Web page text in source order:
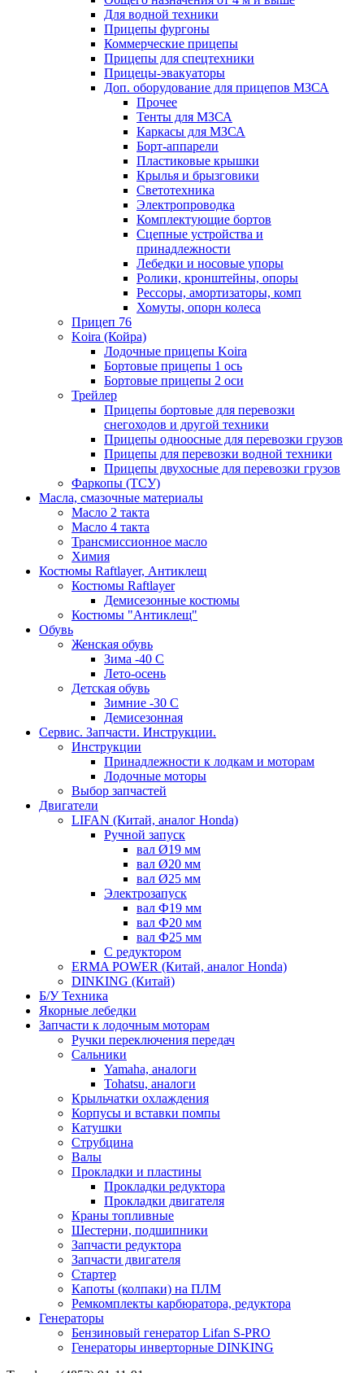
Для водной техники
Прицепы фургоны
Коммерческие прицепы
Прицепы для спецтехники
Прицецы-эвакуаторы
Доп. оборудование для прицепов МЗСА
Прочее
Тенты для МЗСА
Каркасы для МЗСА
Борт-аппарели
Пластиковые крышки
Крылья и брызговики
Светотехника
Электропроводка
Комплектующие бортов
Сцепные устройства и
принадлежности
Лебедки и носовые упоры
Ролики, кронштейны, опоры
Рессоры, амортизаторы, комп
Хомуты, опорн колеса
Прицеп 76
Koira (Койра)
Лодочные прицепы Koira
Бортовые прицепы 1 ось
Бортовые прицепы 2 оси
Трейлер
Прицепы бортовые для перевозки
снегоходов и другой техники
Прицепы одноосные для перевозки грузов
Прицепы для перевозки водной техники
Прицепы двухосные для перевозки грузов
Фаркопы (ТСУ)
Масла, смазочные материалы
Масло 2 такта
Масло 4 такта
Трансмиссионное масло
Химия
Костюмы Raftlayer, Антиклещ
Костюмы Raftlayer
Демисезонные костюмы
Костюмы "Антиклещ"
Обувь
Женская обувь
Зима -40 С
Лето-осень
Детская обувь
Зимние -30 С
Демисезонная
Сервис. Запчасти. Инструкции.
Инструкции
Принадлежности к лодкам и моторам
Лодочные моторы
Выбор запчастей
Двигатели
LIFAN (Китай, аналог Honda)
Ручной запуск
вал Ø19 мм
вал Ø20 мм
вал Ø25 мм
Электрозапуск
вал Ф19 мм
вал Ф20 мм
вал Ф25 мм
С редуктором
ERMA POWER (Китай, аналог Honda)
DINKING (Китай)
Б/У Техника
Якорные лебедки
Запчасти к лодочным моторам
Ручки переключения передач
Сальники
Yamaha, аналоги
Tohatsu, аналоги
Крыльчатки охлаждения
Корпусы и вставки помпы
Катушки
Струбцина
Валы
Прокладки и пластины
Прокладки редуктора
Прокладки двигателя
Краны топливные
Шестерни, подшипники
Запчасти редуктора
Запчасти двигателя
Стартер
Капоты (колпаки) на ПЛМ
Ремкомплекты карбюратора, редуктора
Генераторы
Бензиновый генератор Lifan S-PRO
Генераторы инверторные DINKING